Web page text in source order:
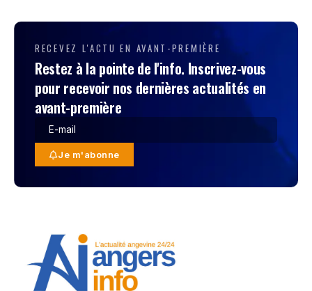
RECEVEZ L'ACTU EN AVANT-PREMIÈRE
Restez à la pointe de l'info. Inscrivez-vous
pour recevoir nos dernières actualités en
avant-première
Je m'abonne